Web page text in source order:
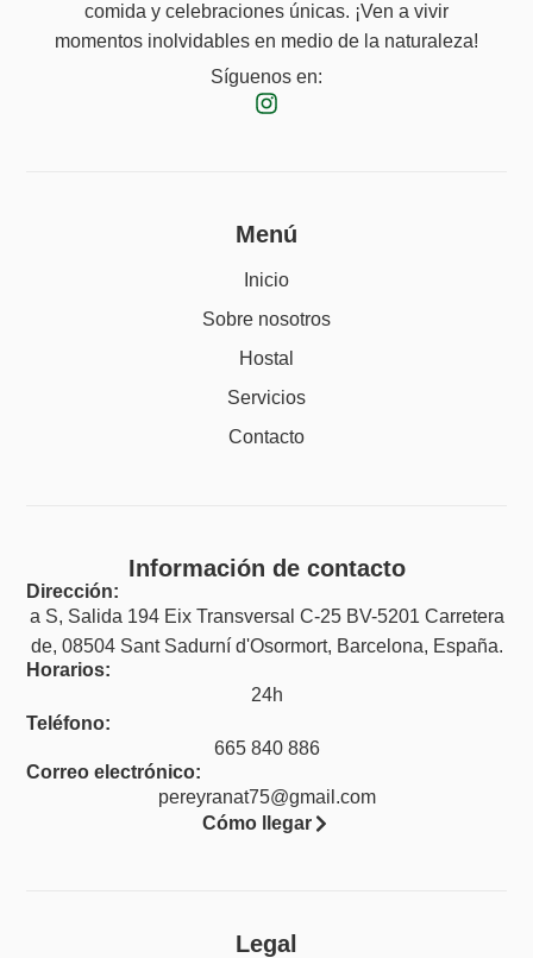
comida y celebraciones únicas. ¡Ven a vivir
momentos inolvidables en medio de la naturaleza!
Síguenos en:
Menú
Inicio
Sobre nosotros
Hostal
Servicios
Contacto
Información de contacto
Dirección:
a S, Salida 194 Eix Transversal C-25 BV-5201 Carretera
de, 08504 Sant Sadurní d'Osormort, Barcelona, España.
Horarios:
24h
Teléfono:
665 840 886
Correo electrónico:
pereyranat75@gmail.com
Cómo llegar
Legal